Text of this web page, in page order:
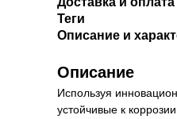
Теги
Описание и
Описание
Используя
устойчивые к